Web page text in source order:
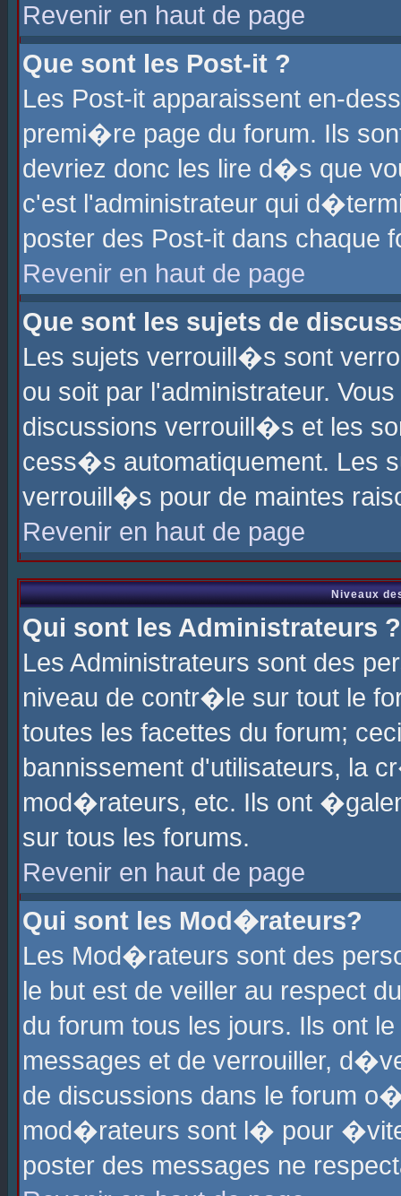
Revenir en haut de page
Que sont les Post-it ?
Les Post-it apparaissent en-
premi�re page du forum. Ils
devriez donc les lire d�s que
c'est l'administrateur qui
poster des Post-it dans chaque
Revenir en haut de page
Que sont les sujets de
Les sujets verrouill�s sont
ou soit par l'administrateur.
discussions verrouill�s et les
cess�s automatiquement. Les
verrouill�s pour de maintes
Revenir en haut de page
Niveaux
Qui sont les Administrateurs ?
Les Administrateurs sont des
niveau de contr�le sur tout le
toutes les facettes du forum;
bannissement d'utilisateurs, la
mod�rateurs, etc. Ils ont
sur tous les forums.
Revenir en haut de page
Qui sont les Mod�rateurs?
Les Mod�rateurs sont des
le but est de veiller au respect
du forum tous les jours. Ils ont
messages et de verrouiller,
de discussions dans le forum
mod�rateurs sont l� pour
poster des messages ne